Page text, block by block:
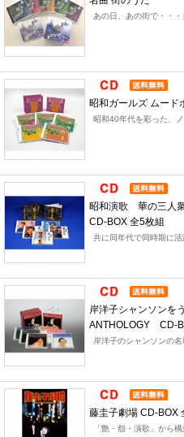
あの日、あの街で・・
昭和ガールズ ムード
昭和40年代を彩った、
昭和演歌 華の三人
CD-BOX 全5枚組
共に同年代で同時期に活
岸洋子シャンソンを
ANTHOLOGY CD-
岸洋子のシャンソンの
藤圭子劇場 CD-BOX
「艶・怨・演歌」から